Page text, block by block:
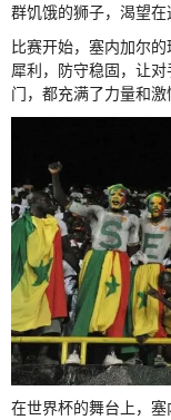
群饥饿的狮子，渴望在
比赛开始，塞内加尔
犀利，防守稳固，让
门，都充满了力量和激
在世界杯的舞台上，